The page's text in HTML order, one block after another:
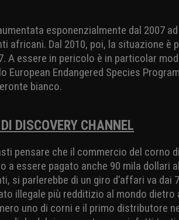
esponenzialmente dal 2007
Dal 2010, poi, la situazione è
A essere in pericolo è in particolar
European Endangered Species
bianco.
DISCOVERY CHANNEL
pensare che il commercio del corno
essere pagato anche 90 mila dollari
si parlerebbe di un giro d’affari va dai
illegale più redditizio al mondo dietro
uno di corni e il primo distributore